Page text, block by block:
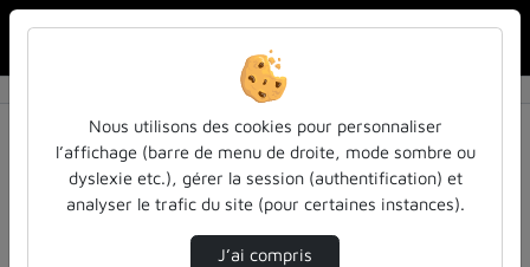
Résultats de la recherche
Filtres actifs (cliquer pour en retirer) :
cycle-sciences-et-societe
cycle-sciences-et-societe
colloques-et-conferences
Nous utilisons des cookies pour personnaliser
l’affichage (barre de menu de droite, mode sombre ou
dyslexie etc.), gérer la session (authentification) et
analyser le trafic du site (pour certaines instances).
J’ai compris